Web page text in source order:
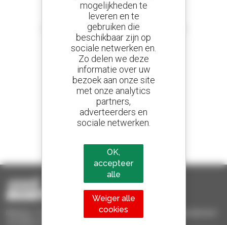
Stel meldingen in
en ontvang advertenties van tweedehandsmaterieel
800 dealers
Manitou wereldwijd
Verkocht in de wereld is een manitou
Manitou Tweedehands - Tweedehands behandelingsmaterieel :
mogelijkheden te
leveren en te
gebruiken die
beschikbaar zijn op
sociale netwerken en.
Zo delen we deze
informatie over uw
bezoek aan onze site
met onze analytics
partners,
adverteerders en
sociale netwerken.
OK,
accepteer
alle
Weiger alle
cookies